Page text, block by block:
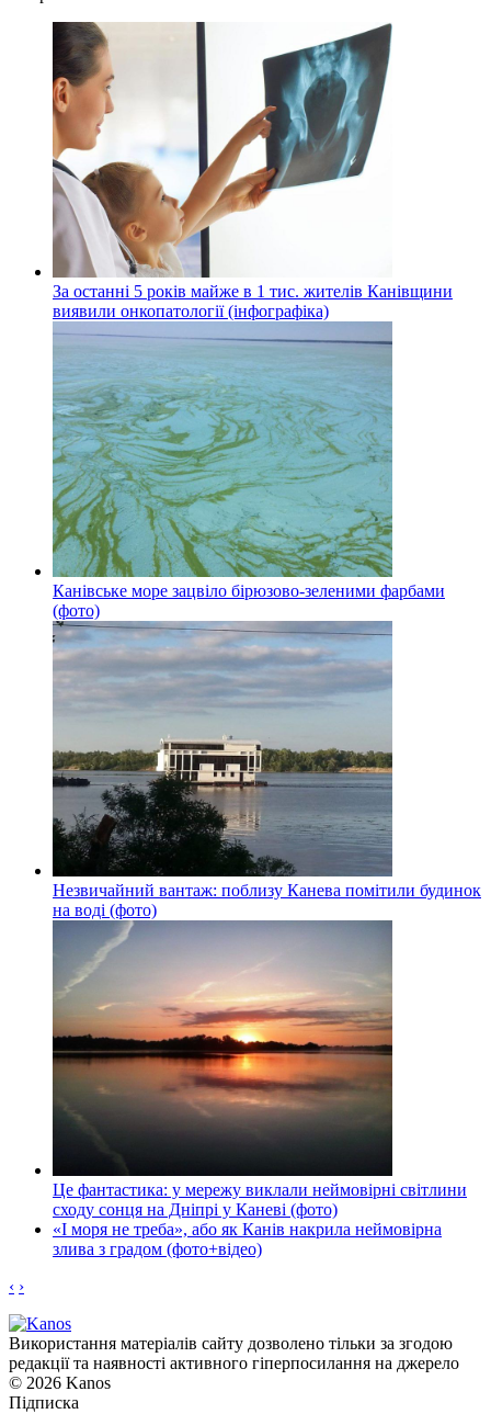
За останні 5 років майже в 1 тис. жителів Канівщини
виявили онкопатології (інфографіка)
Канівське море зацвіло бірюзово-зеленими фарбами
(фото)
Незвичайний вантаж: поблизу Канева помітили будинок
на воді (фото)
Це фантастика: у мережу виклали неймовірні світлини
сходу сонця на Дніпрі у Каневі (фото)
«І моря не треба», або як Канів накрила неймовірна
злива з градом (фото+відео)
‹ ›
Використання матеріалів сайту дозволено тільки за згодою
редакції та наявності активного гіперпосилання на джерело
© 2026 Kanos
Підписка